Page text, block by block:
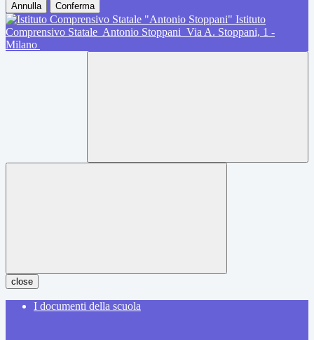
Annulla Conferma
Istituto
Comprensivo Statale Antonio Stoppani Via A. Stoppani, 1 -
Milano
close
I documenti della scuola